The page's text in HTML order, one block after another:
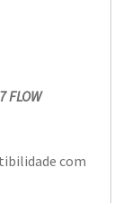
FLOW
com